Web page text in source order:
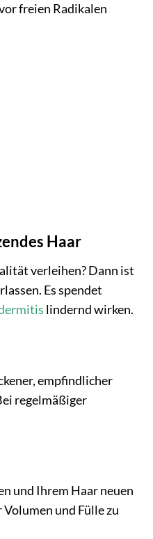
freien Radikalen
Haar
verleihen? Dann ist
Es spendet
lindernd wirken.
empfindlicher
regelmäßiger
und Ihrem Haar neuen
und Fülle zu